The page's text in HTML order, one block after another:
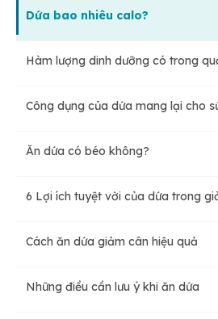
Dứa bao nhiêu calo?
Hàm lượng dinh dưỡng có trong
Công dụng của dứa mang lại cho
Ăn dứa có béo không?
6 Lợi ích tuyệt vời của dứa trong
1. Chứa ít calo và carbs
Cách ăn dứa giảm cân hiệu quả
Những điều cần lưu ý khi ăn dứa